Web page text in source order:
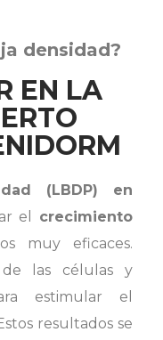
densidad?
EN LA
(LBDP) en
el crecimiento
muy eficaces.
las células y
estimular el
resultados se